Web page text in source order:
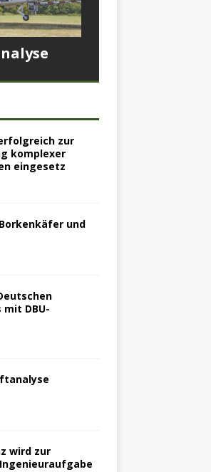
zur
komplexer
eingesetz
und
mit DBU-
wird zur